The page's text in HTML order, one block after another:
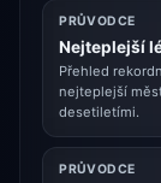
PRŮVODCE
Nejteplejší
Přehled
nejteplejší
desetiletími.
PRŮVODCE